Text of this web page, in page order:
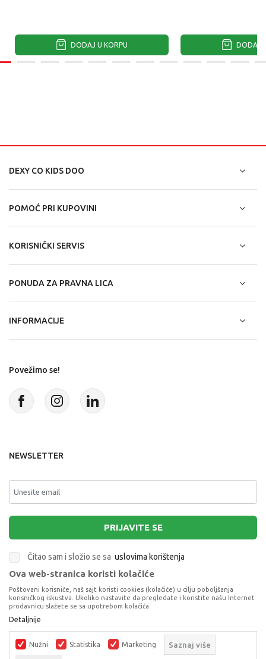
DODAJ U KORPU DODAJ
DEXY CO KIDS DOO
POMOĆ PRI KUPOVINI
KORISNIČKI SERVIS
PONUDA ZA PRAVNA LICA
INFORMACIJE
Povežimo se!
NEWSLETTER
PRIJAVITE SE
Čitao sam i složio se sa uslovima korištenja
Terms of Service
apply.
Ova web-stranica koristi kolačiće
Poštovani korisniče, naš sajt koristi cookies (kolačiće) u cilju poboljšanja
korisničkog iskustva. Ukoliko nastavite da pregledate i koristite našu Internet
prodavnicu slažete se sa upotrebom kolačića.
Detaljnije
Nužni Statistika Marketing Saznaj više